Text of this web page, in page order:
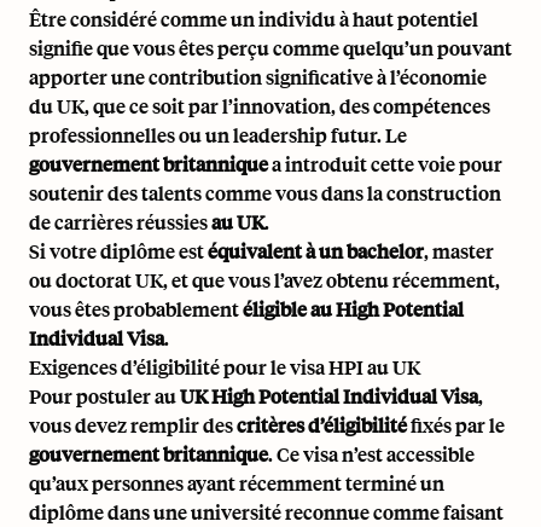
Être considéré comme un individu à haut potentiel
signifie que vous êtes perçu comme quelqu’un pouvant
apporter une contribution significative à l’économie
du UK, que ce soit par l’innovation, des compétences
professionnelles ou un leadership futur. Le
gouvernement britanniquea introduit cette voie pour
soutenir des talents comme vous dans la construction
de carrières réussiesau UK.
Si votre diplôme estéquivalent à un bachelor, master
ou doctorat UK, et que vous l’avez obtenu récemment,
vous êtes probablementéligible au High Potential
Individual Visa.
Exigences d’éligibilité pour le visa HPI au UK
Pour postuler auUK High Potential Individual Visa,
vous devez remplir descritères d’éligibilitéfixés par le
gouvernement britannique. Ce visa n’est accessible
qu’aux personnes ayant récemment terminé un
diplôme dans une université reconnue comme faisant